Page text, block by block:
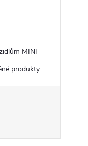
MINI
produkty